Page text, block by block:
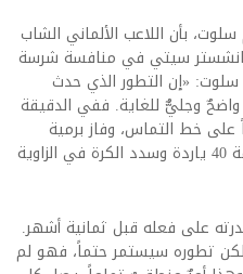
بأن اللاعب الألماني الشاب
سيتي في منافسة شرسة
«إن التطور الذي حدث
واضحٌ وجليٌّ للغاية. ففي الدقيقة
على خط التماس، وفاز برمية
تماس، ثم انطلق بسرعة من مسافة 40 ياردة وسدد الكرة في الزاوية
على فعله قبل ثمانية أشهر.
لكن تطوره سيستمر حتماً، فهو لم